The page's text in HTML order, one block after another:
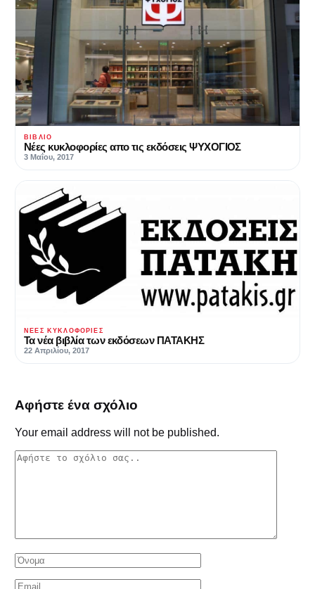
ΒΙΒΛΊΟ
Νέες κυκλοφορίες απο τις εκδόσεις ΨΥΧΟΓΙΟΣ
3 Μαΐου, 2017
ΝΈΕΣ ΚΥΚΛΟΦΟΡΊΕΣ
Τα νέα βιβλία των εκδόσεων ΠΑΤΑΚΗΣ
22 Απριλίου, 2017
Αφήστε ένα σχόλιο
Your email address will not be published.